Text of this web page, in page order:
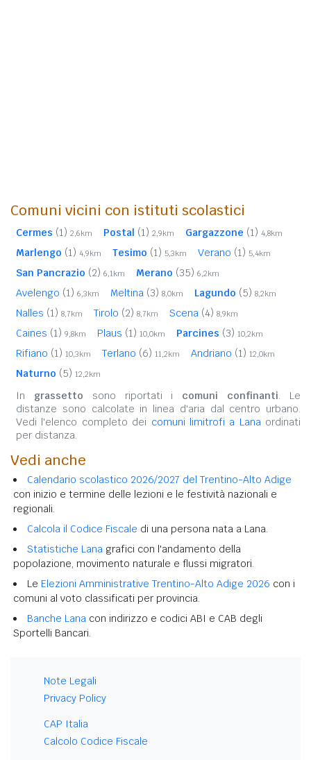
Comuni vicini con istituti scolastici
Cermes (1) 2,6km Postal (1) 2,9km Gargazzone (1) 4,8km
Marlengo (1) 4,9km Tesimo (1) 5,3km Verano (1) 5,4km
San Pancrazio (2) 6,1km Merano (35) 6,2km
Avelengo (1) 6,3km Meltina (3) 8,0km Lagundo (5) 8,2km
Nalles (1) 8,7km Tirolo (2) 8,7km Scena (4) 8,9km
Caines (1) 9,8km Plaus (1) 10,0km Parcines (3) 10,2km
Rifiano (1) 10,3km Terlano (6) 11,2km Andriano (1) 12,0km
Naturno (5) 12,2km
In grassetto sono riportati i comuni confinanti. Le
distanze sono calcolate in linea d'aria dal centro urbano.
Vedi l'elenco completo dei comuni limitrofi a Lanaordinati
per distanza.
Vedi anche
Calendario scolastico 2026/2027 del Trentino-Alto Adige
con inizio e termine delle lezioni e le festività nazionali e
regionali.
Calcola il Codice Fiscale di una persona nata a Lana.
Statistiche Lana grafici con l'andamento della
popolazione, movimento naturale e flussi migratori.
Le Elezioni Amministrative Trentino-Alto Adige 2026 con i
comuni al voto classificati per provincia.
Banche Lana con indirizzo e codici ABI e CAB degli
Sportelli Bancari.
Note Legali
Privacy Policy
CAP Italia
Calcolo Codice Fiscale